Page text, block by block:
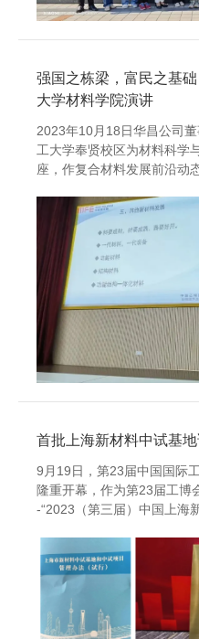
强国之栋梁，富民之基
大学材料学院演讲
2023年10月18日华昌公司
工大学奉贤校区为材料科学
座，作复合材料发展前沿动
首批上海新材料中试基
9月19日，第23届中国国际
隆重开幕，作为第23届工博
-“2023（第三届）中国上海